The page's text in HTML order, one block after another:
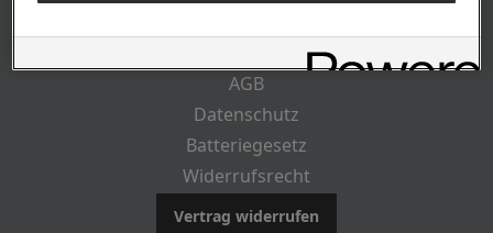
AGB
Datenschutz
Batteriegesetz
Widerrufsrecht
Vertrag widerrufen